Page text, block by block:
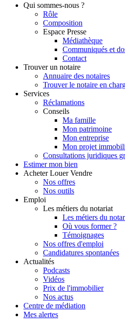
Qui sommes-nous ?
Rôle
Composition
Espace Presse
Médiathèque
Communiqués et
Contact
Trouver un notaire
Annuaire des notaires
Trouver le notaire en
Services
Réclamations
Conseils
Ma famille
Mon patrimoine
Mon entreprise
Mon projet
Consultations juridiques
Estimer mon bien
Acheter Louer Vendre
Nos offres
Nos outils
Emploi
Les métiers du notariat
Les métiers du
Où vous former ?
Témoignages
Nos offres d'emploi
Candidatures spontanées
Actualités
Podcasts
Vidéos
Prix de l'immobilier
Nos actus
Centre de médiation
Mes alertes